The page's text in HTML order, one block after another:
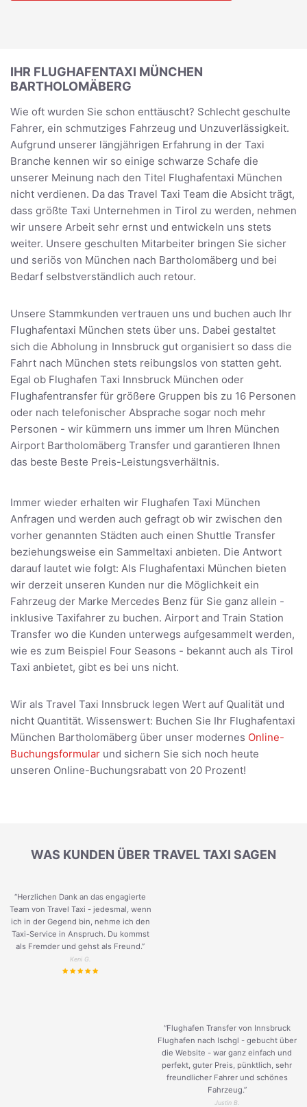
IHR FLUGHAFENTAXI MÜNCHEN
BARTHOLOMÄBERG
Wie oft wurden Sie schon enttäuscht? Schlecht geschulte
Fahrer, ein schmutziges Fahrzeug und Unzuverlässigkeit.
Aufgrund unserer längjährigen Erfahrung in der Taxi
Branche kennen wir so einige schwarze Schafe die
unserer Meinung nach den Titel Flughafentaxi München
nicht verdienen. Da das Travel Taxi Team die Absicht trägt,
dass größte Taxi Unternehmen in Tirol zu werden, nehmen
wir unsere Arbeit sehr ernst und entwickeln uns stets
weiter. Unsere geschulten Mitarbeiter bringen Sie sicher
und seriös von München nach Bartholomäberg und bei
Bedarf selbstverständlich auch retour.
Unsere Stammkunden vertrauen uns und buchen auch Ihr
Flughafentaxi München stets über uns. Dabei gestaltet
sich die Abholung in Innsbruck gut organisiert so dass die
Fahrt nach München stets reibungslos von statten geht.
Egal ob Flughafen Taxi Innsbruck München oder
Flughafentransfer für größere Gruppen bis zu 16 Personen
oder nach telefonischer Absprache sogar noch mehr
Personen - wir kümmern uns immer um Ihren München
Airport Bartholomäberg Transfer und garantieren Ihnen
das beste Beste Preis-Leistungsverhältnis.
Immer wieder erhalten wir Flughafen Taxi München
Anfragen und werden auch gefragt ob wir zwischen den
vorher genannten Städten auch einen Shuttle Transfer
beziehungsweise ein Sammeltaxi anbieten. Die Antwort
darauf lautet wie folgt: Als Flughafentaxi München bieten
wir derzeit unseren Kunden nur die Möglichkeit ein
Fahrzeug der Marke Mercedes Benz für Sie ganz allein -
inklusive Taxifahrer zu buchen. Airport and Train Station
Transfer wo die Kunden unterwegs aufgesammelt werden,
wie es zum Beispiel Four Seasons - bekannt auch als Tirol
Taxi anbietet, gibt es bei uns nicht.
Wir als Travel Taxi Innsbruck legen Wert auf Qualität und
nicht Quantität. Wissenswert: Buchen Sie Ihr Flughafentaxi
München Bartholomäberg über unser modernes Online-
Buchungsformular und sichern Sie sich noch heute
unseren Online-Buchungsrabatt von 20 Prozent!
WAS KUNDEN ÜBER TRAVEL TAXI SAGEN
“Herzlichen Dank an das engagierte
Team von Travel Taxi - jedesmal, wenn
ich in der Gegend bin, nehme ich den
Taxi-Service in Anspruch. Du kommst
als Fremder und gehst als Freund.”
Keni G.
“Flughafen Transfer von Innsbruck
Flughafen nach Ischgl - gebucht über
die Website - war ganz einfach und
perfekt, guter Preis, pünktlich, sehr
freundlicher Fahrer und schönes
Fahrzeug.”
Justin B.